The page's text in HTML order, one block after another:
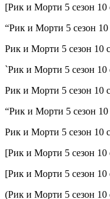
[Рик и Морти 5 сезон
“Рик и Морти 5 сезон 10
Рик и Морти 5 сезон 10
`Рик и Морти 5 сезон 10
Рик и Морти 5 сезон 10
“Рик и Морти 5 сезон 10
Рик и Морти 5 сезон 10
[Рик и Морти 5 сезон 10
[Рик и Морти 5 сезон
(Рик и Морти 5 сезон 10